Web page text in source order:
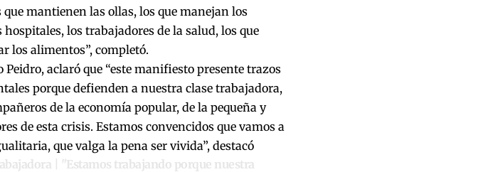
mantienen las ollas, los que manejan los
los trabajadores de la salud, los que
los alimentos”, completó.
aclaró que “este manifiesto presente trazos
porque defienden a nuestra clase trabajadora,
de la economía popular, de la pequeña y
de esta crisis. Estamos convencidos que vamos a
que valga la pena ser vivida”, destacó
| "Estamos trabajando porque nuestra